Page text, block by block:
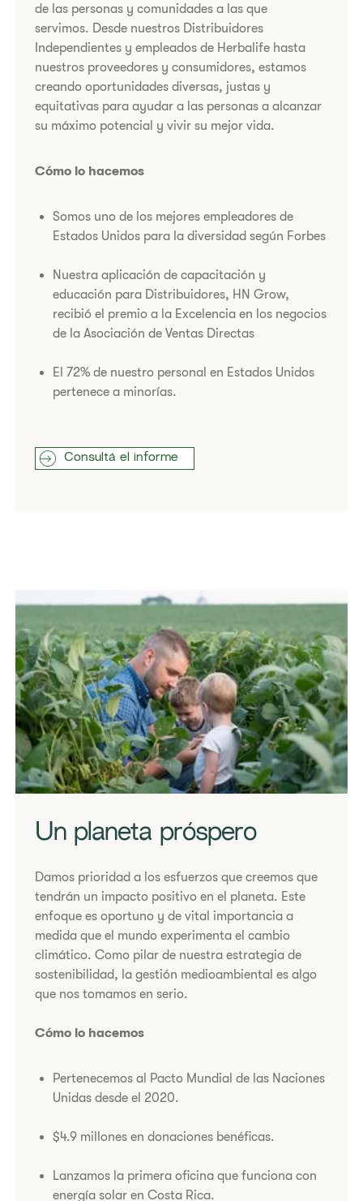
de las personas y comunidades a las que
servimos. Desde nuestros Distribuidores
Independientes y empleados de Herbalife hasta
nuestros proveedores y consumidores, estamos
creando oportunidades diversas, justas y
equitativas para ayudar a las personas a alcanzar
su máximo potencial y vivir su mejor vida.
​Cómo lo hacemos
​Somos uno de los mejores empleadores de
Estados Unidos para la diversidad según Forbes
Nuestra aplicación de capacitación y
educación para Distribuidores, HN Grow,
recibió el premio a la Excelencia en los negocios
de la Asociación de Ventas Directas
​El 72% de nuestro personal en Estados Unidos
pertenece a minorías.
Consultá el informe
Un planeta próspero
​Damos prioridad a los esfuerzos que creemos que
tendrán un impacto positivo en el planeta. Este
enfoque es oportuno y de vital importancia a
medida que el mundo experimenta el cambio
climático. Como pilar de nuestra estrategia de
sostenibilidad, la gestión medioambiental es algo
que nos tomamos en serio.
Cómo lo hacemos
​Pertenecemos al Pacto Mundial de las Naciones
Unidas desde el 2020.
​$4.9 millones en donaciones benéficas.
​Lanzamos la primera oficina que funciona con
energía solar en Costa Rica.